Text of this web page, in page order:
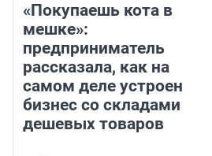
«Покупаешь кота в
мешке»:
предприниматель
рассказала, как на
самом деле устроен
бизнес со складами
дешевых товаров